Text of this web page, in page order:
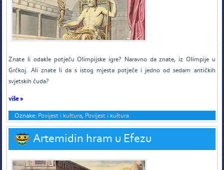
Znate li odakle potječu Olimpijske igre? Naravno da znate, iz Olimpije u
Grčkoj. Ali znate li da s istog mjesta potječe i jedno od sedam antičkih
svjetskih čuda?
više »
Oznake: Povijest i kultura, Povijest i kultura
Artemidin hram u Efezu